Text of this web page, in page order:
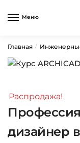
Меню
Главная /
Распродажа!
дизайнер